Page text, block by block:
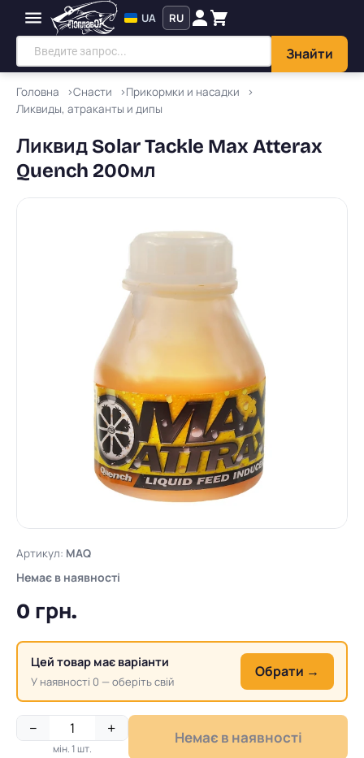
Знайти
UA RU
Головна Снасти
Прикормки и насадки
Ликвиды, атраканты и дипы
Ликвид Solar Tackle Max Atterax
Quench 200мл
Артикул: MAQ
Немає в наявності
0 грн.
Цей товар має варіанти
У наявності 0 — оберіть свій
Обрати →
− +
мін. 1 шт.
Немає в наявності